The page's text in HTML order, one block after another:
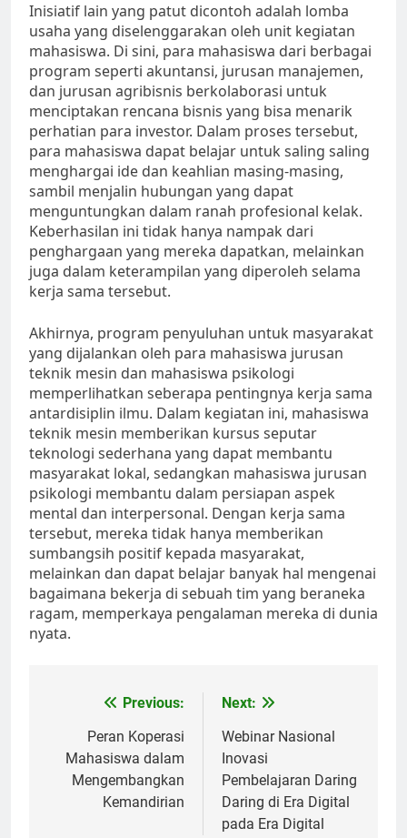
Inisiatif lain yang patut dicontoh adalah lomba
usaha yang diselenggarakan oleh unit kegiatan
mahasiswa. Di sini, para mahasiswa dari berbagai
program seperti akuntansi, jurusan manajemen,
dan jurusan agribisnis berkolaborasi untuk
menciptakan rencana bisnis yang bisa menarik
perhatian para investor. Dalam proses tersebut,
para mahasiswa dapat belajar untuk saling saling
menghargai ide dan keahlian masing-masing,
sambil menjalin hubungan yang dapat
menguntungkan dalam ranah profesional kelak.
Keberhasilan ini tidak hanya nampak dari
penghargaan yang mereka dapatkan, melainkan
juga dalam keterampilan yang diperoleh selama
kerja sama tersebut.
Akhirnya, program penyuluhan untuk masyarakat
yang dijalankan oleh para mahasiswa jurusan
teknik mesin dan mahasiswa psikologi
memperlihatkan seberapa pentingnya kerja sama
antardisiplin ilmu. Dalam kegiatan ini, mahasiswa
teknik mesin memberikan kursus seputar
teknologi sederhana yang dapat membantu
masyarakat lokal, sedangkan mahasiswa jurusan
psikologi membantu dalam persiapan aspek
mental dan interpersonal. Dengan kerja sama
tersebut, mereka tidak hanya memberikan
sumbangsih positif kepada masyarakat,
melainkan dan dapat belajar banyak hal mengenai
bagaimana bekerja di sebuah tim yang beraneka
ragam, memperkaya pengalaman mereka di dunia
nyata.
navigation
Previous:
Peran Koperasi
Mahasiswa dalam
Mengembangkan
Kemandirian
Next:
Webinar Nasional
Inovasi
Pembelajaran Daring
Daring di Era Digital
pada Era Digital